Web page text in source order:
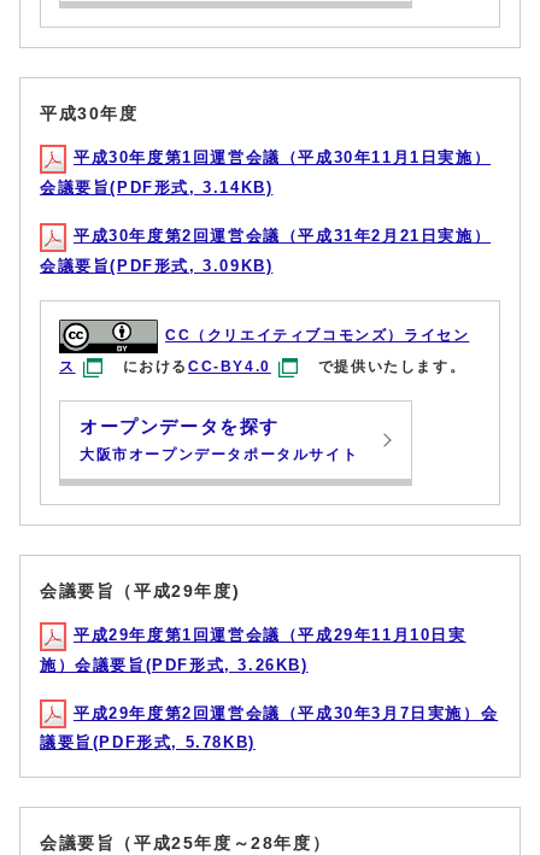
平成30年度
平成30年度第1回運営会議（平成30年11月1日実施）
会議要旨(PDF形式, 3.14KB)
平成30年度第2回運営会議（平成31年2月21日実施）
会議要旨(PDF形式, 3.09KB)
CC（クリエイティブコモンズ）ライセン
ス
におけるCC-BY4.0 で提供いたします。
オープンデータを探す
大阪市オープンデータポータルサイト
会議要旨（平成29年度)
平成29年度第1回運営会議（平成29年11月10日実
施）会議要旨(PDF形式, 3.26KB)
平成29年度第2回運営会議（平成30年3月7日実施）会
議要旨(PDF形式, 5.78KB)
会議要旨（平成25年度～28年度）